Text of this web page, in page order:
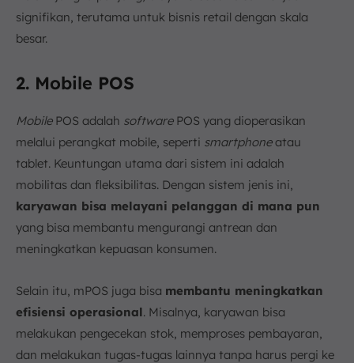
signifikan, terutama untuk bisnis retail dengan skala
besar.
2. Mobile POS
MobilePOS adalah softwarePOS yang dioperasikan
melalui perangkat mobile, seperti smartphoneatau
tablet. Keuntungan utama dari sistem ini adalah
mobilitas dan fleksibilitas. Dengan sistem jenis ini,
karyawan bisa melayani pelanggan di mana pun
yang bisa membantu mengurangi antrean dan
meningkatkan kepuasan konsumen.
Selain itu, mPOS juga bisa membantu meningkatkan
efisiensi operasional. Misalnya, karyawan bisa
melakukan pengecekan stok, memproses pembayaran,
dan melakukan tugas-tugas lainnya tanpa harus pergi ke